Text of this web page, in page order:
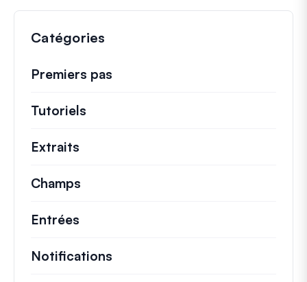
Catégories
Premiers pas
Tutoriels
Extraits
Champs
Entrées
Notifications